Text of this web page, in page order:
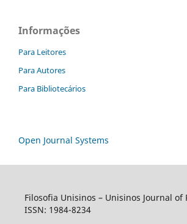
Informações
Para Leitores
Para Autores
Para Bibliotecários
Open Journal Systems
Filosofia Unisinos – Unisinos Journal of
ISSN: 1984-8234